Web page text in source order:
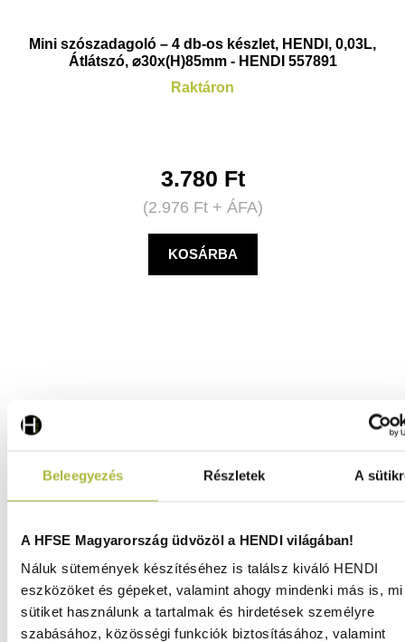
Beleegyezés Részletek A
A HFSE Magyarország üdvözöl a HENDI világában!
Náluk sütemények készítéséhez is találsz kiváló HENDI
eszközöket és gépeket, valamint ahogy mindenki más is,
sütiket használunk a tartalmak és hirdetések személyre
szabásához, közösségi funkciók biztosításához, valamint
Mini szószadagoló – 4 db-os készlet, HENDI, 0,03L,
Átlátszó, ⌀30x(H)85mm - HENDI 557891
Raktáron
3.780 Ft
(2.976 Ft+ ÁFA)
KOSÁRBA
Előkészítő tálca – 12L – Fehér – 535x385x(H)85mm -
HENDI 873441